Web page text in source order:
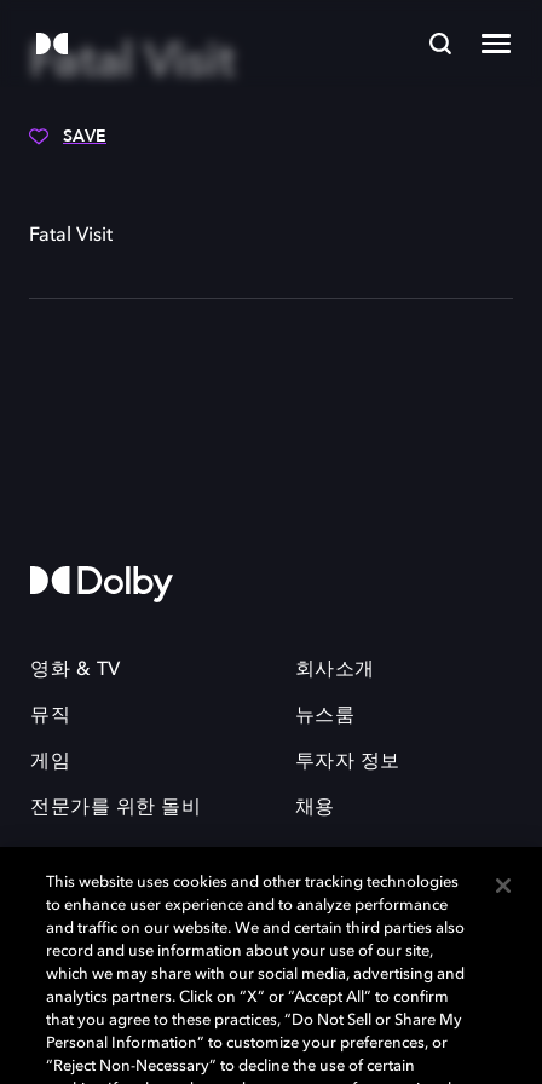
Fatal Visit
SAVE
Fatal Visit
영화 & TV
뮤직
게임
전문가를 위한 돌비
회사소개
뉴스룸
투자자 정보
채용
돌비(Dolby)와 double-D 심볼은 미국 및 기타 국가 돌비래버러토리스
(Dolby Laboratories, Inc.)의 등록 및 미등록 상표이다. 그 밖에 다른 자료에
기재된 상표는 해당 상표 소유권자의 등록상표로 유지된다. © 2025 Dolby
Laboratories, Inc. All rights reserved.
This website uses cookies and other tracking technologies
to enhance user experience and to analyze performance
and traffic on our website. We and certain third parties also
record and use information about your use of our site,
which we may share with our social media, advertising and
analytics partners. Click on “X” or “Accept All” to confirm
that you agree to these practices, “Do Not Sell or Share My
Personal Information” to customize your preferences, or
“Reject Non-Necessary” to decline the use of certain